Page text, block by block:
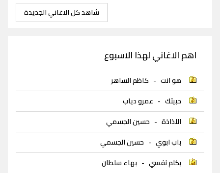
شاهد كل الاغاني الجديدة
اهم الاغاني لهذا الاسبوع
هو انت - كاظم الساهر
حبيتك - عمرو دياب
اللذاذة - حسين الجسمي
باب ابوي - حسين الجسمي
بكلم نفسي - بهاء سلطان